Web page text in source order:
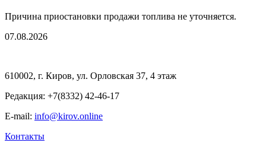
Причина приостановки продажи топлива не уточняется.
07.08.2026
610002, г. Киров, ул. Орловская 37, 4 этаж
Редакция: +7(8332) 42-46-17
E-mail: info@kirov.online
Контакты